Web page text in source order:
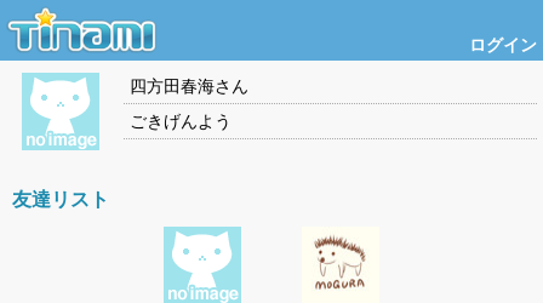
ログイン
四方田春海さん
ごきげんよう
友達リスト